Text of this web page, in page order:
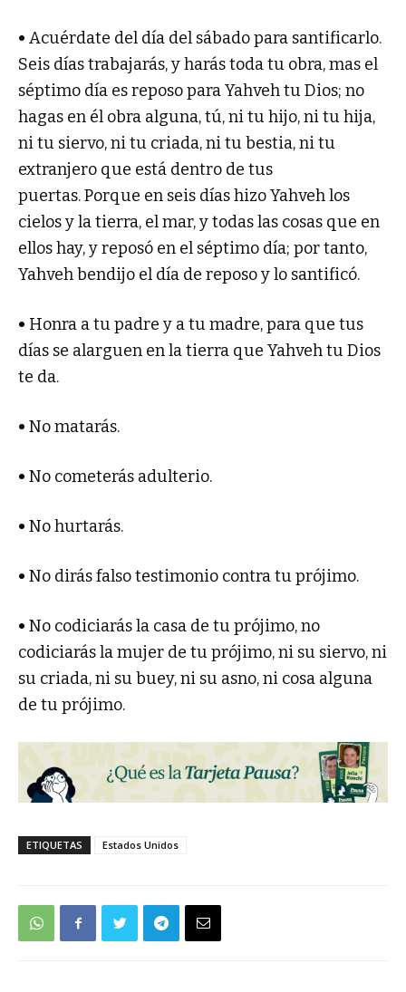
• Acuérdate del día del sábado para santificarlo.
Seis días trabajarás, y harás toda tu obra, mas el
séptimo día es reposo para Yahveh tu Dios; no
hagas en él obra alguna, tú, ni tu hijo, ni tu hija,
ni tu siervo, ni tu criada, ni tu bestia, ni tu
extranjero que está dentro de tus
puertas. Porque en seis días hizo Yahveh los
cielos y la tierra, el mar, y todas las cosas que en
ellos hay, y reposó en el séptimo día; por tanto,
Yahveh bendijo el día de reposo y lo santificó.
• Honra a tu padre y a tu madre, para que tus
días se alarguen en la tierra que Yahveh tu Dios
te da.
• No matarás.
• No cometerás adulterio.
• No hurtarás.
• No dirás falso testimonio contra tu prójimo.
• No codiciarás la casa de tu prójimo, no
codiciarás la mujer de tu prójimo, ni su siervo, ni
su criada, ni su buey, ni su asno, ni cosa alguna
de tu prójimo.
ETIQUETAS Estados Unidos